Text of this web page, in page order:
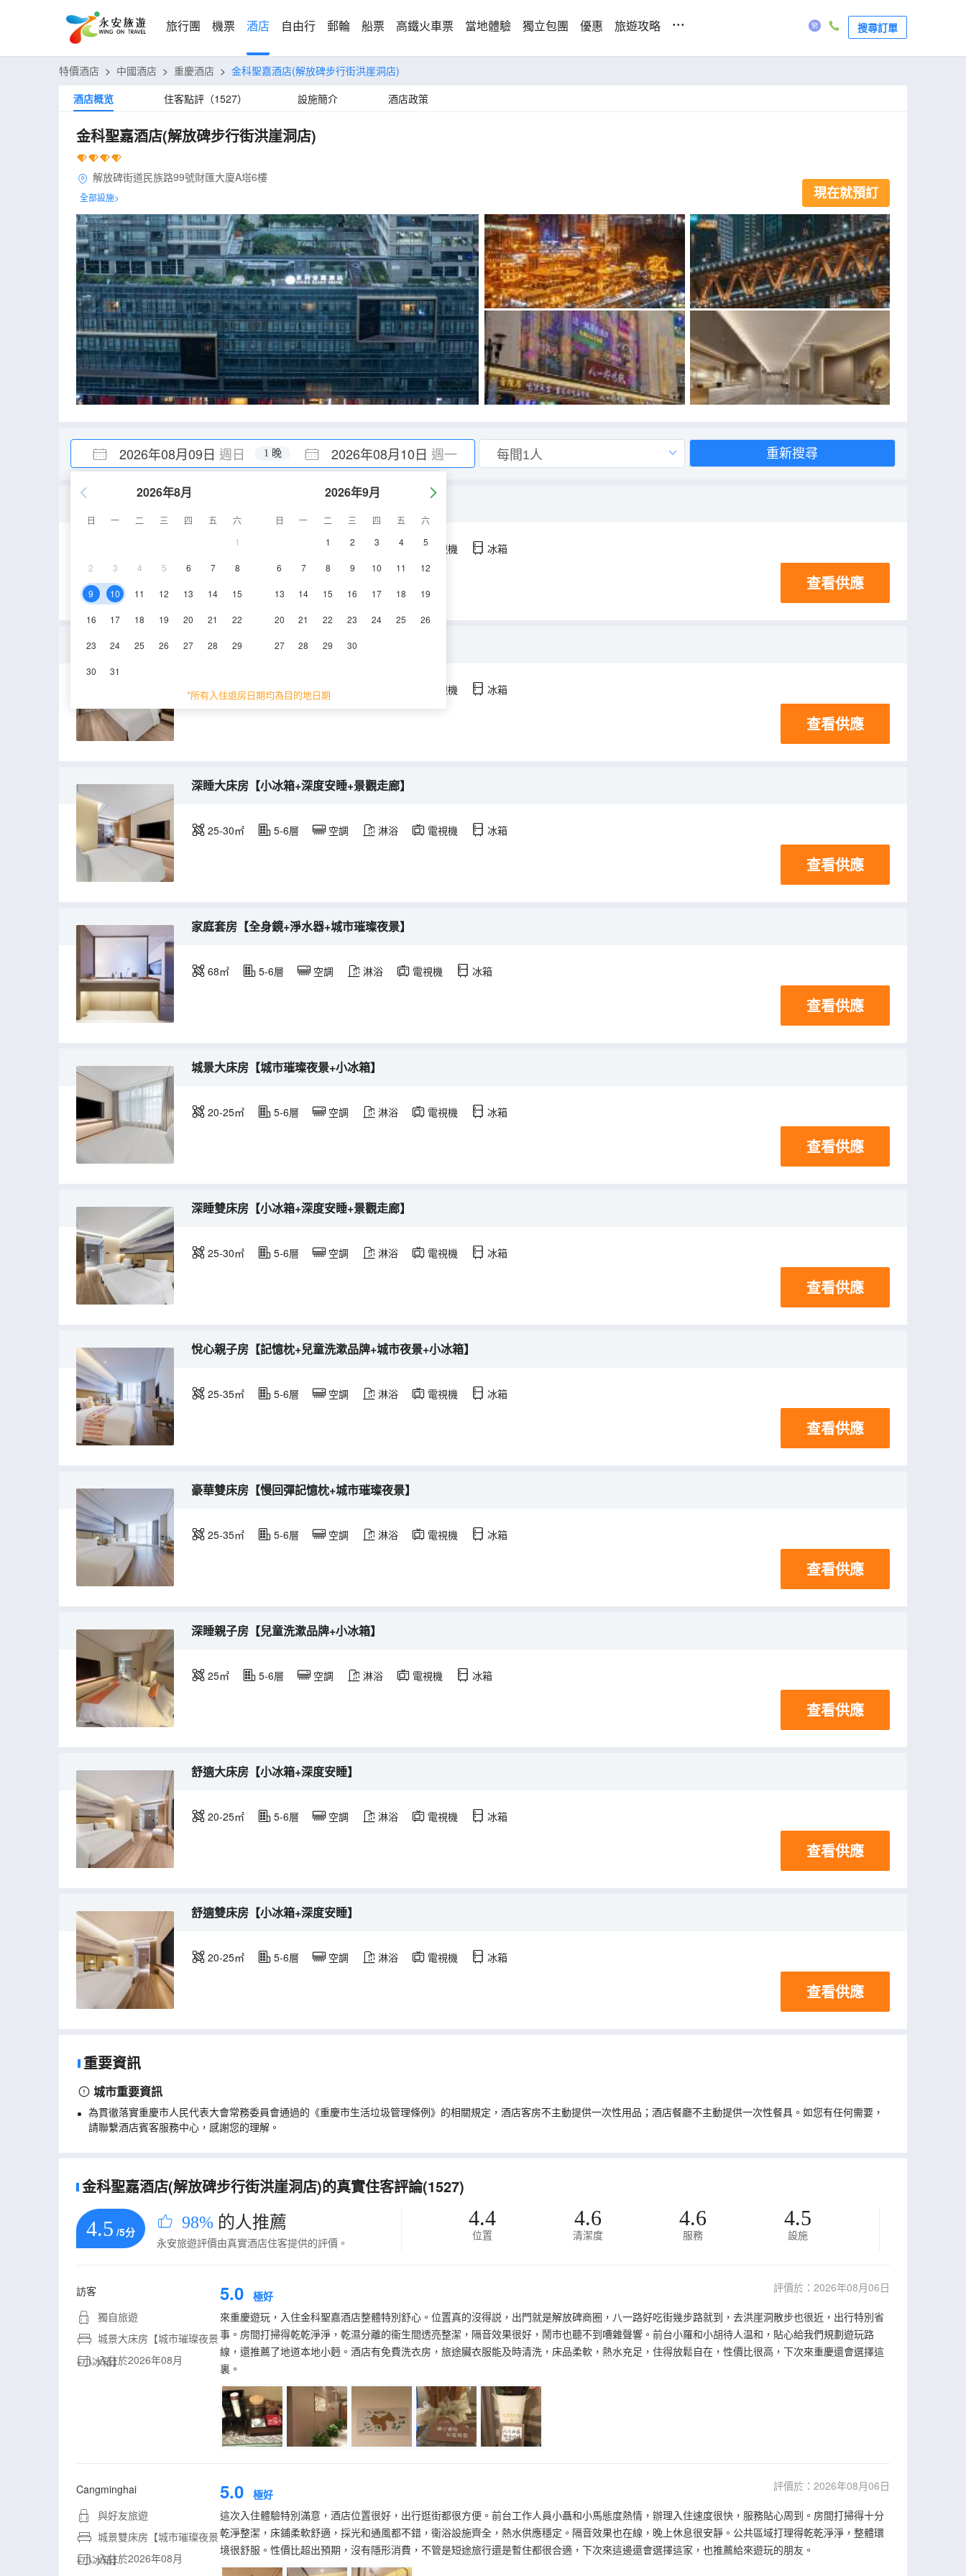
旅行團 機票 酒店 自由行 郵輪 船票 高鐵火車票 當地體驗 獨立包團 優惠 旅遊攻略 ... 搜尋訂單
特價酒店 > 中國酒店 > 重慶酒店 > 金科聖嘉酒店(解放碑步行街洪崖洞店)
酒店概览
住客點評（1527） 設施簡介 酒店政策
金科聖嘉酒店(解放碑步行街洪崖洞店)
解放碑街道民族路99號財匯大廈A塔6樓
全部設施> 現在就預訂
2026年08月09日 週日 2026年08月10日 週一
1 晚
2026年8月
日 一 二 三 四 五
六
1
2 3 4 5 6 7 8
9 10 11 12 13 14 15
16 17 18 19 20 21 22
23 24 25 26 27 28 29
30 31
2026年9月
日 一 二 三 四 五
六
1
2 3 4 5
6 7 8 9 10 11 12
13 14 15 16 17 18 19
20 21 22 23 24 25 26
27 28 29 30
*所有入住退房日期均為目的地日期
重新搜尋
城景雙床房【城市璀璨夜景+小冰箱】
20-25㎡ 空調 淋浴 電視機 冰箱
查看供應
豪華大床房【慢回彈記憶枕+城市璀璨夜景】
25-35㎡ 5-6層 空調 電視機 冰箱
查看供應
深睡大床房【小冰箱+深度安睡+景觀走廊】
25-30㎡ 5-6層 空調 淋浴 電視機 冰箱
查看供應
家庭套房【全身鏡+淨水器+城市璀璨夜景】
68㎡ 5-6層 空調 淋浴 電視機 冰箱
查看供應
城景大床房【城市璀璨夜景+小冰箱】
20-25㎡ 5-6層 空調 淋浴 電視機 冰箱
查看供應
深睡雙床房【小冰箱+深度安睡+景觀走廊】
25-30㎡ 5-6層 空調 淋浴 電視機 冰箱
查看供應
悅心親子房【記憶枕+兒童洗漱品牌+城市夜景+小冰箱】
25-35㎡ 5-6層 空調 淋浴 電視機 冰箱
查看供應
豪華雙床房【慢回彈記憶枕+城市璀璨夜景】
25-35㎡ 5-6層 空調 淋浴 電視機 冰箱
查看供應
深睡親子房【兒童洗漱品牌+小冰箱】
25㎡ 5-6層 空調 淋浴 電視機 冰箱
查看供應
舒適大床房【小冰箱+深度安睡】
20-25㎡ 5-6層 空調 淋浴 電視機 冰箱
查看供應
舒適雙床房【小冰箱+深度安睡】
20-25㎡ 5-6層 空調 淋浴 電視機 冰箱
查看供應
重要資訊
城市重要資訊
為貫徹落實重慶市人民代表大會常務委員會通過的《重慶市生活垃圾管理條例》的相關規定，酒店客房不主動提供一次性用品；酒店餐廳不主動提供一次性餐具。如您有任何需要，
請聯繫酒店賓客服務中心，感謝您的理解。
金科聖嘉酒店(解放碑步行街洪崖洞店)的真實住客評論(1527)
4.5 /5分 98% 的人推薦
永安旅遊評價由真實酒店住客提供的評價。
4.4
位置
4.6
清潔度
4.6
服務
4.5
設施
訪客
獨自旅遊
城景大床房【城市璀璨夜景
+小冰箱】
入住於2026年08月
5.0 極好
評價於：2026年08月06日
來重慶遊玩，入住金科聖嘉酒店整體特別舒心。位置真的沒得説，出門就是解放碑商圈，八一路好吃街幾步路就到，去洪崖洞散步也很近，出行特別省
事。房間打掃得乾乾淨淨，乾濕分離的衞生間透亮整潔，隔音效果很好，鬧市也聽不到嘈雜聲響。前台小羅和小胡待人温和，貼心給我們規劃遊玩路
線，還推薦了地道本地小麪。酒店有免費洗衣房，旅途臟衣服能及時清洗，床品柔軟，熱水充足，住得放鬆自在，性價比很高，下次來重慶還會選擇這
裏。
Cangminghai
與好友旅遊
城景雙床房【城市璀璨夜景
+小冰箱】
入住於2026年08月
5.0 極好
評價於：2026年08月06日
這次入住體驗特別滿意，酒店位置很好，出行逛街都很方便。前台工作人員小聶和小馬態度熱情，辦理入住速度很快，服務貼心周到。房間打掃得十分
乾淨整潔，床鋪柔軟舒適，採光和通風都不錯，衞浴設施齊全，熱水供應穩定。隔音效果也在線，晚上休息很安靜。公共區域打理得乾乾淨淨，整體環
境很舒服。性價比超出預期，沒有隱形消費，不管是短途旅行還是暫住都很合適，下次來這邊還會選擇這家，也推薦給來遊玩的朋友。